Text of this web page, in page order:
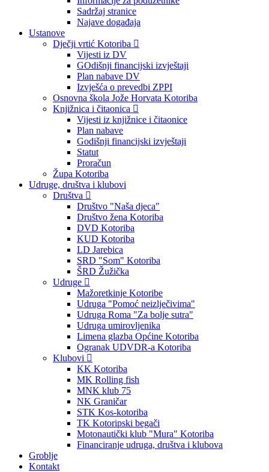
Sadržaj stranice
Najave događaja
Ustanove
Dječji vrtić Kotoriba
Vijesti iz DV
GOdišnji financijski izvještaji
Plan nabave DV
Izvješća o prevedbi ZPPI
Osnovna škola Jože Horvata Kotoriba
Knjižnica i čitaonica
Vijesti iz knjižnice i čitaonice
Plan nabave
Godišnji financijski izvještaji
Statut
Proračun
Župa Kotoriba
Udruge, društva i klubovi
Društva
Društvo "Naša djeca"
Društvo žena Kotoriba
DVD Kotoriba
KUD Kotoriba
LD Jarebica
SRD "Som" Kotoriba
ŠRD Žužička
Udruge
Mažoretkinje Kotoribe
Udruga "Pomoć neizlječivima"
Udruga Roma "Za bolje sutra"
Udruga umirovljenika
Limena glazba Općine Kotoriba
Ogranak UDVDR-a Kotoriba
Klubovi
KK Kotoriba
MK Rolling fish
MNK klub 75
NK Graničar
STK Kos-kotoriba
TK Kotoripski begači
Motonautički klub "Mura" Kotoriba
Financiranje udruga, društva i klubova
Groblje
Kontakt